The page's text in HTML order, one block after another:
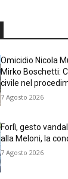
Omicidio Nicola
Mirko Boschetti:
civile nel
7 Agosto 2026
Forlì, gesto
alla Meloni, la
7 Agosto 2026